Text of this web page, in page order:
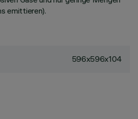
emittieren).
596x596x104